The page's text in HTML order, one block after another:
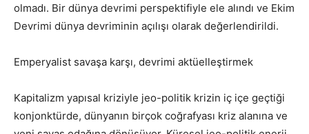
olmadı. Bir dünya devrimi perspektifiyle ele alındı ve Ekim
Devrimi dünya devriminin açılışı olarak değerlendirildi.
Emperyalist savaşa karşı, devrimi aktüelleştirmek
Kapitalizm yapısal kriziyle jeo-politik krizin iç içe geçtiği
konjonktürde, dünyanın birçok coğrafyası kriz alanına ve